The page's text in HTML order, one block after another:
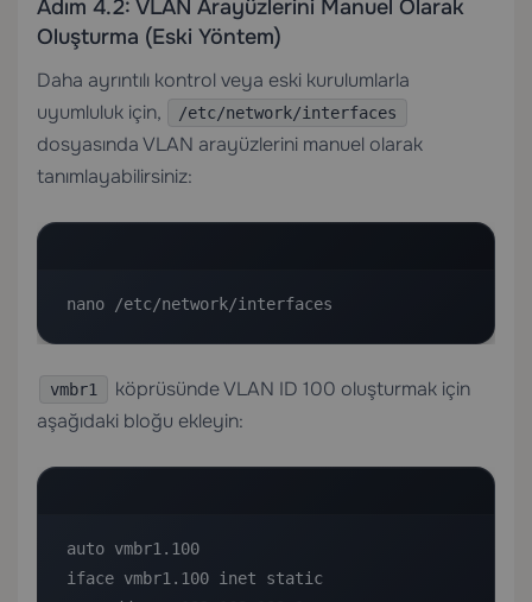
Adım 4.2: VLAN Arayüzlerini Manuel Olarak
Oluşturma (Eski Yöntem)
Daha ayrıntılı kontrol veya eski kurulumlarla
uyumluluk için,
/etc/network/interfaces
dosyasında VLAN arayüzlerini manuel olarak
tanımlayabilirsiniz:
nano /etc/network/interfaces
vmbr1
köprüsünde VLAN ID 100 oluşturmak için
aşağıdaki bloğu ekleyin:
auto vmbr1.100
iface vmbr1.100 inet static